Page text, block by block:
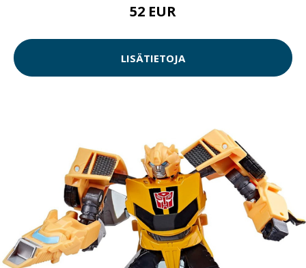
52 EUR
LISÄTIETOJA